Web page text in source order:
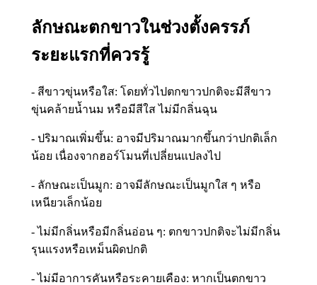
ลักษณะตกขาวในช่วงตั้งครรภ์
ระยะแรกที่ควรรู้
- สีขาวขุ่นหรือใส: โดยทั่วไปตกขาวปกติจะมีสีขาว
ขุ่นคล้ายน้ำนม หรือมีสีใส ไม่มีกลิ่นฉุน
- ปริมาณเพิ่มขึ้น: อาจมีปริมาณมากขึ้นกว่าปกติเล็ก
น้อย เนื่องจากฮอร์โมนที่เปลี่ยนแปลงไป
- ลักษณะเป็นมูก: อาจมีลักษณะเป็นมูกใส ๆ หรือ
เหนียวเล็กน้อย
- ไม่มีกลิ่นหรือมีกลิ่นอ่อน ๆ: ตกขาวปกติจะไม่มีกลิ่น
รุนแรงหรือเหม็นผิดปกติ
- ไม่มีอาการคันหรือระคายเคือง: หากเป็นตกขาว